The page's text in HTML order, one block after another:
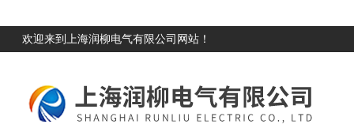
欢迎来到上海润柳电气有限公司网站！